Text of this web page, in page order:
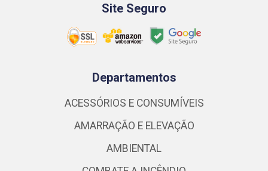
Site Seguro
Departamentos
ACESSÓRIOS E CONSUMÍVEIS
AMARRAÇÃO E ELEVAÇÃO
AMBIENTAL